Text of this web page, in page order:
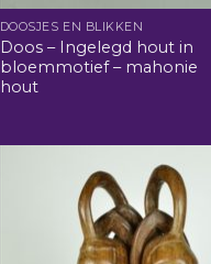
DOOSJES EN BLIKKEN
Doos – Ingelegd hout in
bloemmotief – mahonie
hout